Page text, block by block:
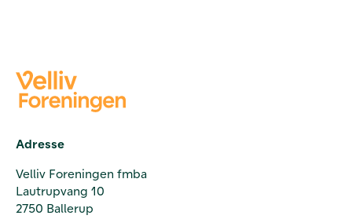
Adresse
Velliv Foreningen fmba
Lautrupvang 10
2750 Ballerup